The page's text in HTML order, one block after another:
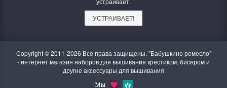
УСТРАИВАЕТ!
Copyright © 2011-2026 Все права защищены. "Бабушкино ремесло"
- интернет магазин наборов для вышивания крестиком, бисером и
другие аксессуары для вышивания
Мы